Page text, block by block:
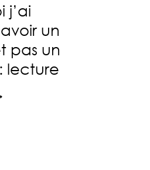
j’ai
un
pas un
lecture